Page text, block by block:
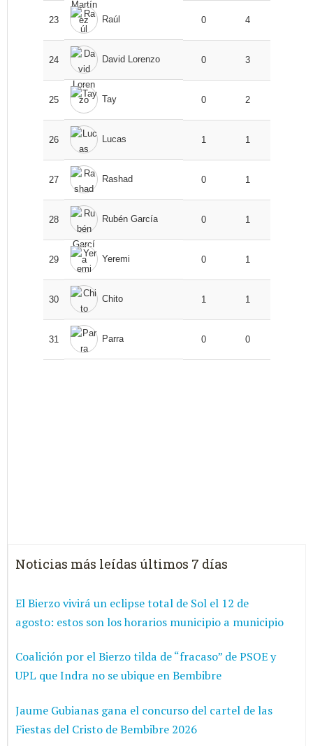
23 Raúl 0 4
24 David Lorenzo 0 3
25 Tay 0 2
26 Lucas 1 1
27 Rashad 0 1
28 Rubén García 0 1
29 Yeremi 0 1
30 Chito 1 1
31 Parra 0 0
Noticias más leídas últimos 7 días
El Bierzo vivirá un eclipse total de Sol el 12 de
agosto: estos son los horarios municipio a municipio
Coalición por el Bierzo tilda de “fracaso” de PSOE y
UPL que Indra no se ubique en Bembibre
Jaume Gubianas gana el concurso del cartel de las
Fiestas del Cristo de Bembibre 2026